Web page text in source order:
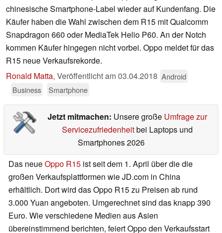
chinesische Smartphone-Label wieder auf Kundenfang. Die
Käufer haben die Wahl zwischen dem R15 mit Qualcomm
Snapdragon 660 oder MediaTek Helio P60. An der Notch
kommen Käufer hingegen nicht vorbei. Oppo meldet für das
R15 neue Verkaufsrekorde.
Ronald Matta, Veröffentlicht am03.04.2018 Android
Business
Smartphone
Jetzt mitmachen: Unsere große Umfrage zur
Servicezufriedenheitbei Laptops und
Smartphones 2026
Das neueOppo R15 ist seit dem 1. April über die die
großen Verkaufsplattformen wie JD.com in China
erhältlich. Dort wird das Oppo R15 zu Preisen ab rund
3.000 Yuan angeboten. Umgerechnet sind das knapp 390
Euro. Wie verschiedene Medien aus Asien
übereinstimmend berichten, feiert Oppo den Verkaufsstart